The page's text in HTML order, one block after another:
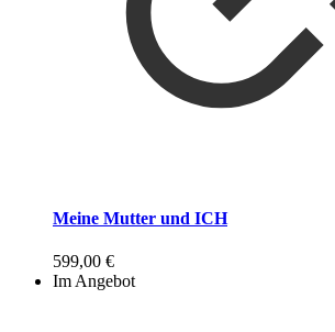
Meine Mutter und ICH
599,00 €
Im Angebot